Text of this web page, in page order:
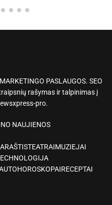
PASLAUGOS. SEO
rašymas ir talpinimas į
pro.
NAUJIENOS
TEATRAIMUZIEJAI
HOROSKOPAIRECEPTAI